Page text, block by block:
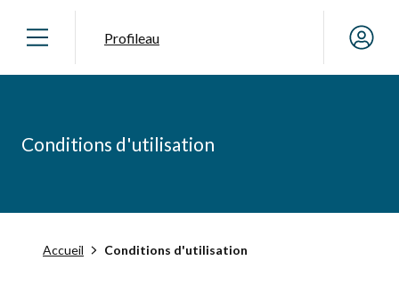
Profileau
Conditions d'utilisation
Accueil Conditions d'utilisation